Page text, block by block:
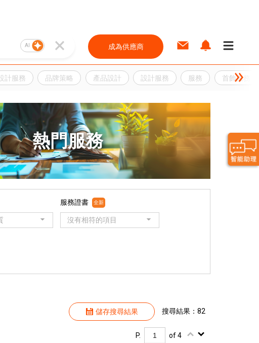
AI 成為供應商
計服務 品牌策略 產品設計 設計服務 服務 首飾服務
熱門服務
服務證書 全新
沒有相符的項目
儲存搜尋結果 搜尋結果：82
P. of 4